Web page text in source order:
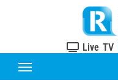
Live TV